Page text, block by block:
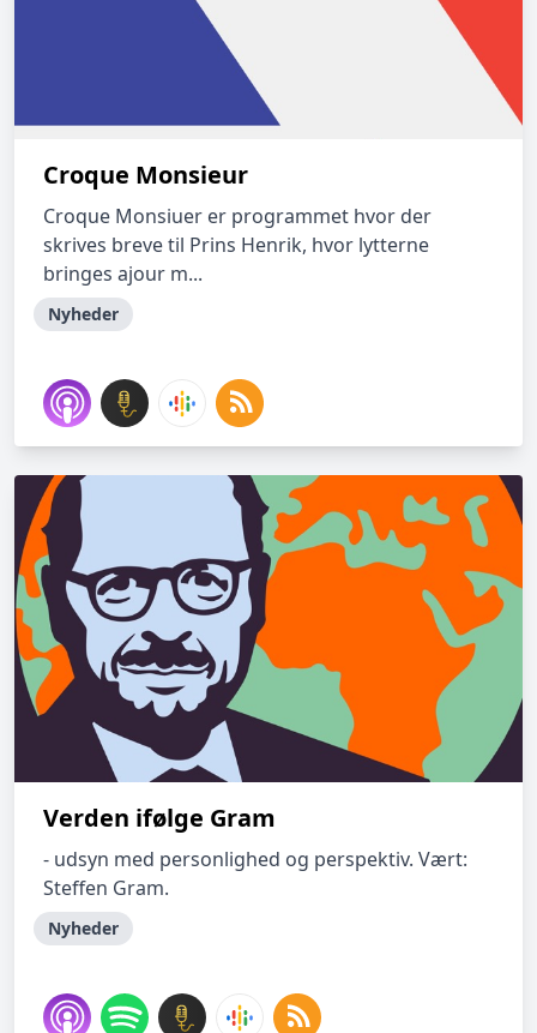
Croque Monsieur
Croque Monsiuer er programmet hvor der
skrives breve til Prins Henrik, hvor lytterne
bringes ajour m...
Nyheder
Verden ifølge Gram
- udsyn med personlighed og perspektiv. Vært:
Steffen Gram.
Nyheder